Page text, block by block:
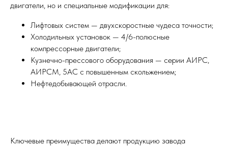
двигатели, но и специальные модификации для:
Лифтовых систем — двухскоростные чудеса точности;
Холодильных установок — 4/6-полюсные
компрессорные двигатели;
Кузнечно-прессового оборудования — серии АИРС,
АИРСМ, 5АС с повышенным скольжением;
Нефтедобывающей отрасли.
Ключевые преимущества делают продукцию завода